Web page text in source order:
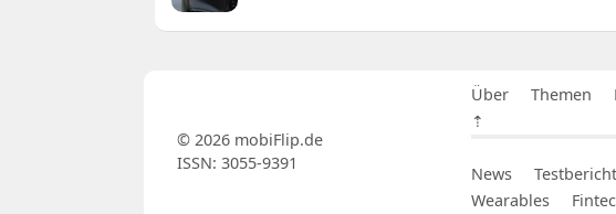
Über Themen
⇡
News
Wearables
© 2026 mobiFlip.de
ISSN: 3055-9391